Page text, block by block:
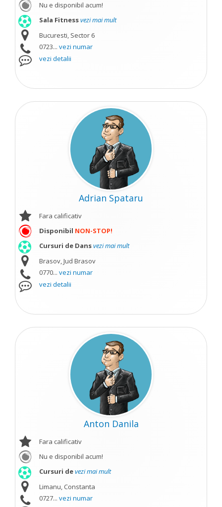
Nu e disponibil acum!
Sala Fitnessvezi mai mult
Bucuresti, Sector 6
0723... vezi numar
vezi detalii
Adrian Spataru
Fara calificativ
Disponibil NON-STOP!
Cursuri de Dansvezi mai mult
Brasov, Jud Brasov
0770... vezi numar
vezi detalii
Anton Danila
Fara calificativ
Nu e disponibil acum!
Cursuri devezi mai mult
Limanu, Constanta
0727... vezi numar